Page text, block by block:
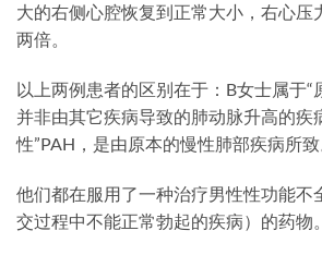
大的右侧心腔恢复到正常大小，右心压
两倍。
以上两例患者的区别在于：B女士属于“
并非由其它疾病导致的肺动脉升高的疾
性”PAH，是由原本的慢性肺部疾病所致
他们都在服用了一种治疗男性性功能不
交过程中不能正常勃起的疾病）的药物。